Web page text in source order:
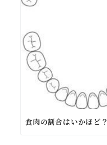
食肉の割合はいかほど？